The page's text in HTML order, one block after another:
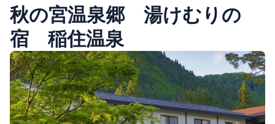
秋の宮温泉郷 湯けむりの
宿 稲住温泉